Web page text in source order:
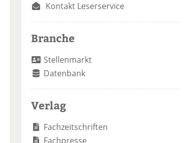
Kontakt Leserservice
Branche
Stellenmarkt
Datenbank
Verlag
Fachzeitschriften
Fachpresse